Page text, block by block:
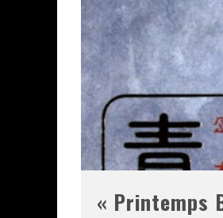
« Printemps